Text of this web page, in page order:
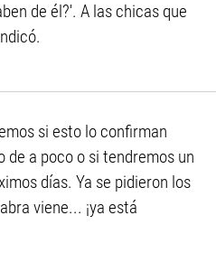
de él?'. A las chicas que
si esto lo confirman
de a poco o si tendremos un
días. Ya se pidieron los
viene... ¡ya está